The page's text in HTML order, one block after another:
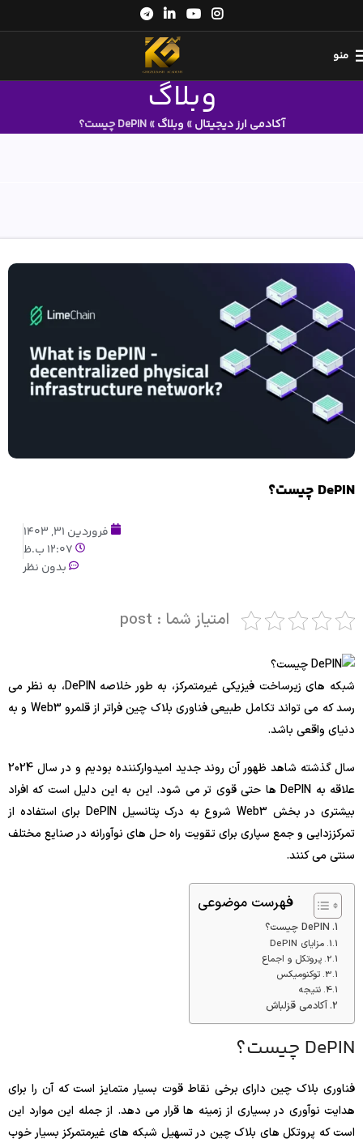
منو
وبلاگ
آکادمی ارز دیجیتال» وبلاگ»DePIN چیست؟
DePIN چیست؟
فروردین 31, 1403
12:07 ب.ظ
بدون نظر
امتیاز شما : post
شبکه های زیرساخت فیزیکی غیرمتمرکز، به طور خلاصه DePIN، به نظر می
رسد که می تواند تکامل طبیعی فناوری بلاک چین فراتر از قلمرو Web3 و به
دنیای واقعی باشد.
سال گذشته شاهد ظهور آن روند جدید امیدوارکننده بودیم و در سال 2024
علاقه به DePIN ها حتی قوی تر می شود. این به این دلیل است که افراد
بیشتری در بخش Web3 شروع به درک پتانسیل DePIN برای استفاده از
تمرکززدایی و جمع سپاری برای تقویت راه حل های نوآورانه در صنایع مختلف
سنتی می کنند.
فهرست موضوعی
DePIN چیست؟
مزایای DePIN
پروتکل و اجماع
توکنومیکس
نتیجه
آکادمی قزلباش
DePIN چیست؟
فناوری بلاک چین دارای برخی نقاط قوت بسیار متمایز است که آن را برای
هدایت نوآوری در بسیاری از زمینه ها قرار می دهد. از جمله این موارد این
است که پروتکل های بلاک چین در تسهیل شبکه های غیرمتمرکز بسیار خوب